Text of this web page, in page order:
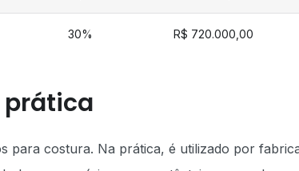
30% R$ 720.000,00
prática
para costura. Na prática, é utilizado por